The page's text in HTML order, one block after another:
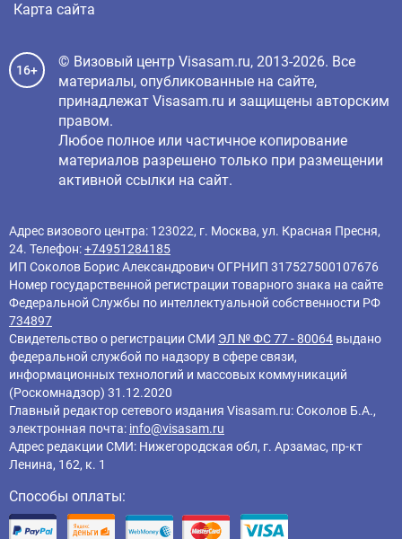
Карта сайта
16+
© Визовый центр Visasam.ru, 2013-2026. Все
материалы, опубликованные на сайте,
принадлежат Visasam.ru и защищены авторским
правом.
Любое полное или частичное копирование
материалов разрешено только при размещении
активной ссылки на сайт.
Адрес визового центра: 123022, г. Москва, ул. Красная Пресня,
24. Телефон:+74951284185
ИП Соколов Борис Александрович ОГРНИП 317527500107676
Номер государственной регистрации товарного знака на сайте
Федеральной Службы по интеллектуальной собственности РФ
734897
Свидетельство о регистрации СМИ ЭЛ № ФС 77 - 80064 выдано
федеральной службой по надзору в сфере связи,
информационных технологий и массовых коммуникаций
(Роскомнадзор) 31.12.2020
Главный редактор cетевого издания Visasam.ru: Соколов Б.А.,
электронная почта: info@visasam.ru
Адрес редакции СМИ: Нижегородская обл, г. Арзамас, пр-кт
Ленина, 162, к. 1
Способы оплаты: